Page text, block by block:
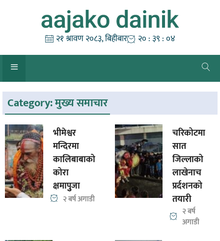
२१ श्रावण २०८३, बिहीबार २० : ३९ : ०४
Category:मुख्य समाचार
भीमेश्वर
मन्दिरमा
कालिबाबाको
कोरा
क्षमापुुजा
२ बर्ष अगाडी
चरिकोटमा
सात
जिल्लाको
लाखेनाच
प्रर्दशनको
तयारी
२ बर्ष
अगाडी